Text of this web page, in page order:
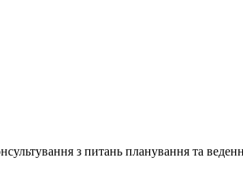
з питань планування та ведення